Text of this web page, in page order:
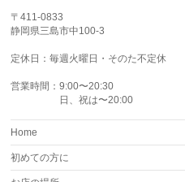
〒411-0833
静岡県三島市中100-3
定休日：毎週火曜日・そのた不定休
営業時間：9:00〜20:30
日、祝は〜20:00
Home
初めての方に